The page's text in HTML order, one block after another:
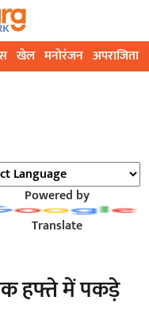
खेल मनोरंजन अपराजिता
Powered by
Translate
हफ्ते में पकड़े